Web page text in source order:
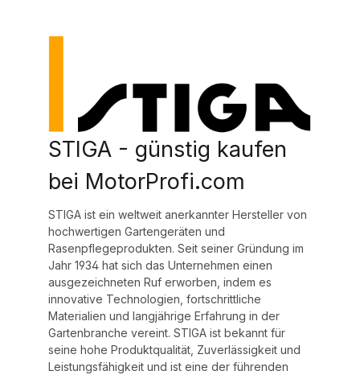
STIGA - günstig kaufen
bei MotorProfi.com
STIGA ist ein weltweit anerkannter Hersteller von
hochwertigen Gartengeräten und
Rasenpflegeprodukten. Seit seiner Gründung im
Jahr 1934 hat sich das Unternehmen einen
ausgezeichneten Ruf erworben, indem es
innovative Technologien, fortschrittliche
Materialien und langjährige Erfahrung in der
Gartenbranche vereint. STIGA ist bekannt für
seine hohe Produktqualität, Zuverlässigkeit und
Leistungsfähigkeit und ist eine der führenden